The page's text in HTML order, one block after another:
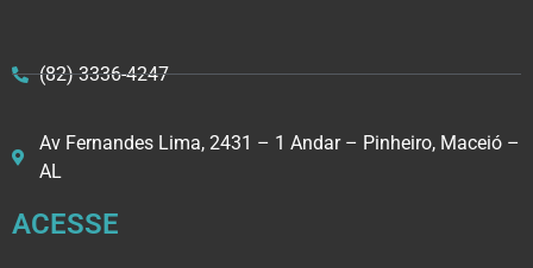
(82) 3336-4247
Av Fernandes Lima, 2431 – 1 Andar – Pinheiro, Maceió –
AL
ACESSE